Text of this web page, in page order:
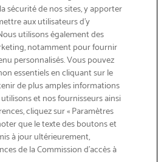
& ÉCONOMISEZ 15%
sécurité de nos sites, y apporter
aux utilisateurs d’y
utilisons également des
notamment pour fournir
personnalisés. Vous pouvez
essentiels en cliquant sur le
de plus amples informations
et nos fournisseurs ainsi
cliquez sur « Paramètres
que le texte des boutons et
à jour ultérieurement,
de la Commission d’accès à